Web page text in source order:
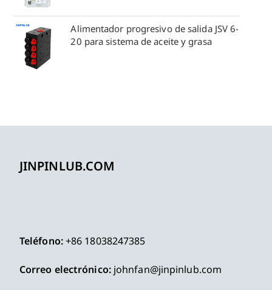
Alimentador progresivo de salida JSV 6-
20 para sistema de aceite y grasa
JINPINLUB.COM
Teléfono:+86 18038247385
Correo electrónico: johnfan@jinpinlub.com